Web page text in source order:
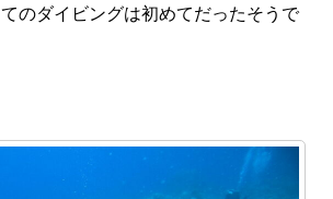
のダイビングは初めてだったそうで